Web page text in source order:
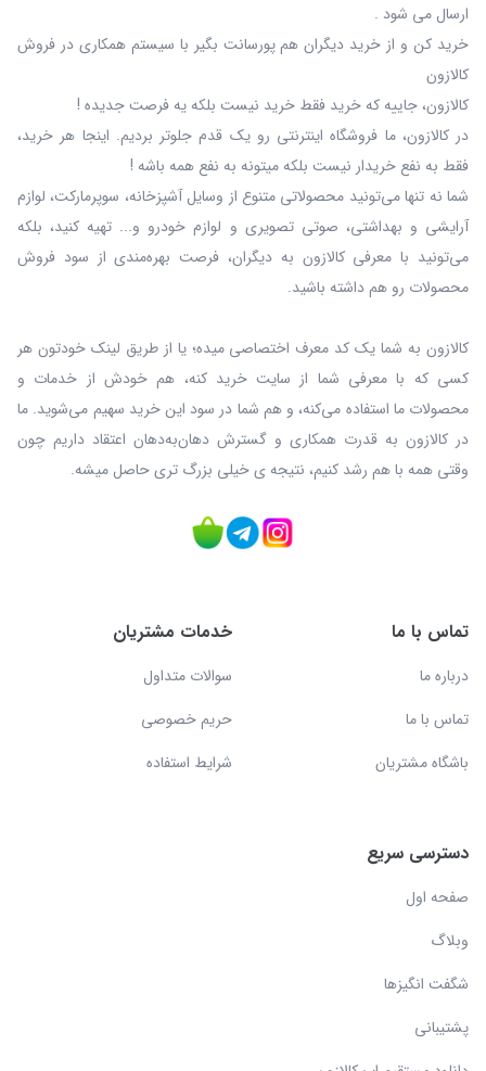
ارسال می شود .
خرید کن و از خرید دیگران هم پورسانت بگیر با سیستم همکاری در فروش
کالازون
کالازون، جاییه که خرید فقط خرید نیست بلکه یه فرصت جدیده !
در کالازون، ما فروشگاه اینترنتی رو یک قدم جلوتر بردیم. اینجا هر خرید،
فقط به نفع خریدار نیست بلکه میتونه به نفع همه باشه !
شما نه‌ تنها می‌تونید محصولاتی متنوع از وسایل آشپزخانه، سوپرمارکت، لوازم
آرایشی و بهداشتی، صوتی تصویری و لوازم خودرو و... تهیه کنید، بلکه
می‌تونید با معرفی کالازون به دیگران، فرصت بهره‌مندی از سود فروش
محصولات رو هم داشته باشید.
کالازون به شما یک کد معرف اختصاصی میده؛ یا از طریق لینک خودتون هر
کسی که با معرفی شما از سایت خرید کنه، هم خودش از خدمات و
محصولات ما استفاده می‌کنه، و هم شما در سود این خرید سهیم می‌شوید. ما
در کالازون به قدرت همکاری و گسترش دهان‌به‌دهان اعتقاد داریم چون
وقتی همه با هم رشد کنیم، نتیجه ی خیلی بزرگ‌ تری حاصل میشه.
تماس با ما
درباره ما
تماس با ما
باشگاه مشتریان
خدمات مشتریان
سوالات متداول
حریم خصوصی
شرایط استفاده
دسترسی سریع
صفحه اول
وبلاگ
شگفت انگیزها
پشتیبانی